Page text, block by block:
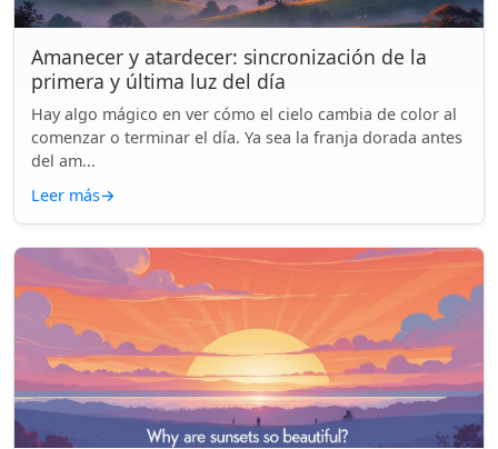
Amanecer y atardecer: sincronización de la
primera y última luz del día
Hay algo mágico en ver cómo el cielo cambia de color al
comenzar o terminar el día. Ya sea la franja dorada antes
del am...
Leer más→